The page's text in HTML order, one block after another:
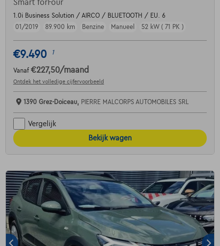
Smart forFour
1.0i Business Solution / AIRCO / BLUETOOTH / EU. 6
01/2019
89.900 km Benzine Manueel 52 kW ( 71 PK )
€9.490 1
Vanaf €227,50/maand
Ontdek het volledige cijfervoorbeeld
1390 Grez-Doiceau, PIERRE MALCORPS AUTOMOBILES SRL
Vergelijk
Bekijk wagen